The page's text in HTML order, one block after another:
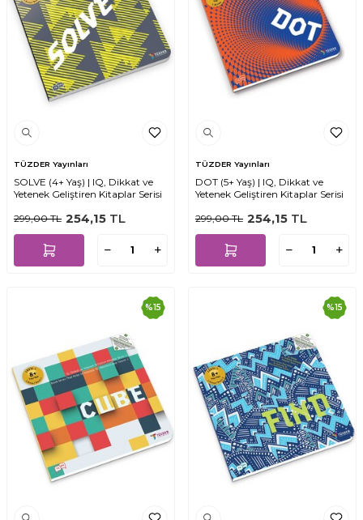
TÜZDER Yayınları
SOLVE (4+ Yaş) | IQ, Dikkat ve
Yetenek Geliştiren Kitaplar Serisi
299,00TL 254,15 TL
TÜZDER Yayınları
DOT (5+ Yaş) | IQ, Dikkat ve
Yetenek Geliştiren Kitaplar Serisi
299,00TL 254,15 TL
%15 %15